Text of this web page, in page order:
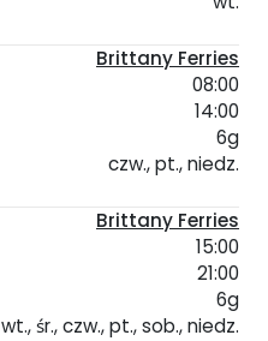
Brittany Ferries
08:00
14:00
6g
czw., pt., niedz.
Brittany Ferries
15:00
21:00
6g
wt., śr., czw., pt., sob., niedz.